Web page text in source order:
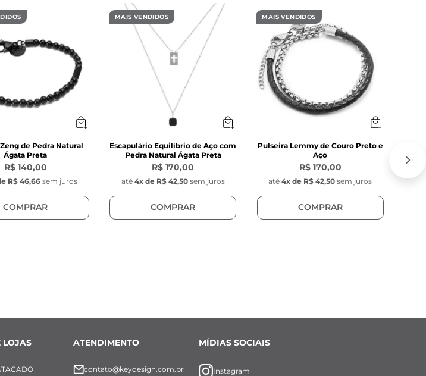
de Pedra Natural
Ágata Preta
R$ 140,00
R$ 46,66 sem juros
COMPRAR
MAIS VENDIDOS
Escapulário Equilíbrio de Aço com
Pedra Natural Ágata Preta
R$ 170,00
até 4x de R$ 42,50 sem juros
COMPRAR
MAIS VENDIDOS
Pulseira Lemmy de Couro Preto e
Aço
R$ 170,00
até 4x de R$ 42,50 sem juros
COMPRAR
LOJAS ATENDIMENTO
contato@keydesign.com.br
MÍDIAS SOCIAIS
Instagram